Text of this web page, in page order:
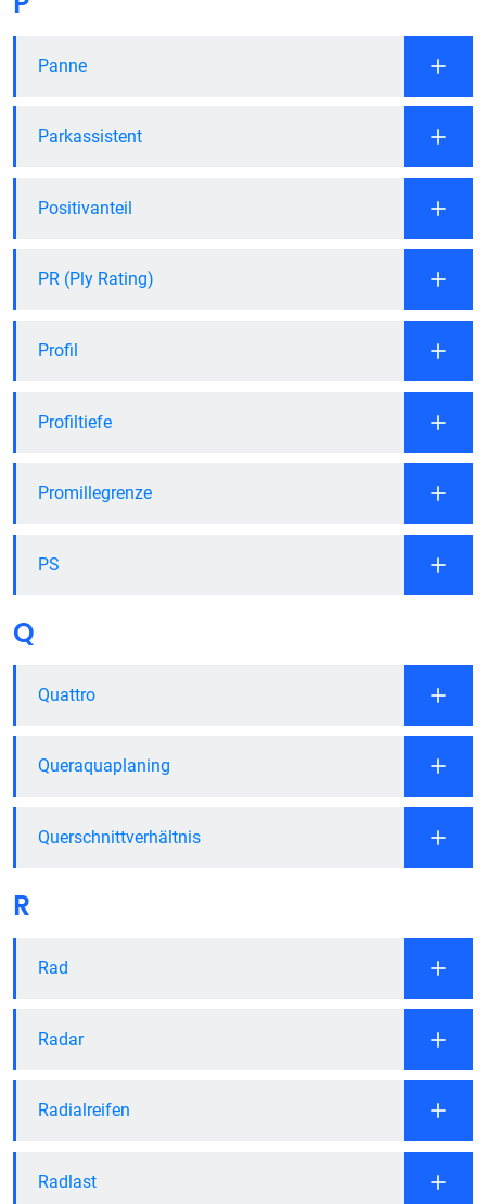
Panne
Parkassistent
Positivanteil
PR (Ply Rating)
Profil
Profiltiefe
Promillegrenze
PS
Q
Quattro
Queraquaplaning
Querschnittverhältnis
R
Rad
Radar
Radialreifen
Radlast